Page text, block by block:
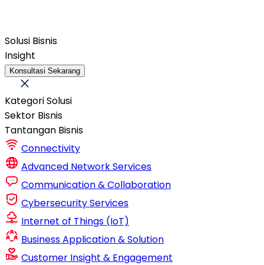
Solusi Bisnis
Insight
Konsultasi Sekarang
Kategori Solusi
Sektor Bisnis
Tantangan Bisnis
Connectivity
Advanced Network Services
Communication & Collaboration
Cybersecurity Services
Internet of Things (IoT)
Business Application & Solution
Customer Insight & Engagement